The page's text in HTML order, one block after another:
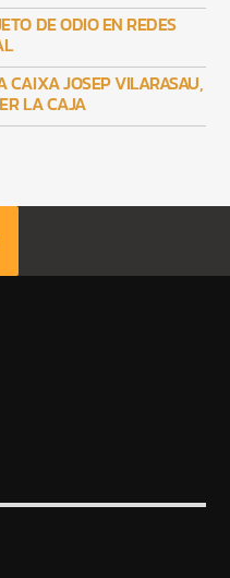
DE ODIO EN REDES
CAIXA JOSEP VILARASAU,
LA CAJA